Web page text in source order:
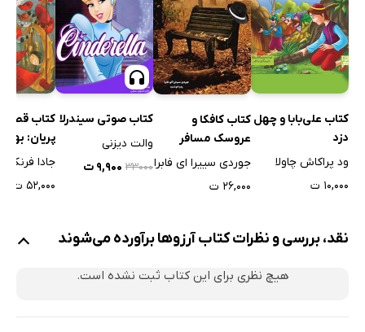
کتاب علی‌بابا و چهل
دزد
ود پراکاش چاولا
۱۰,۰۰۰ ت
کتاب کافکا و
عروسک مسافر
جوردی سییرا ای فابرا
۲۶,۰۰۰ ت
کتاب صوتی سیندرلا
والت دیزنی
۳۳۰۰۰ ۹,۹۰۰ ت
کتاب
پریان:
قصه‌های
جادا فرنکیا
۵۲,۰۰۰ ت
نقد، بررسی و نظرات کتاب آرزوها برآورده می‌شوند
هیچ نظری برای این کتاب ثبت نشده است.